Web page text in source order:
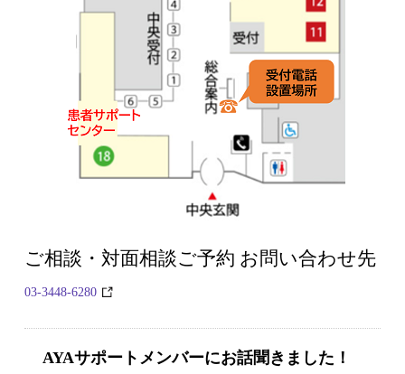
ご相談・対面相談ご予約 お問い合わせ先
03-3448-6280
AYAサポートメンバーにお話聞きました！